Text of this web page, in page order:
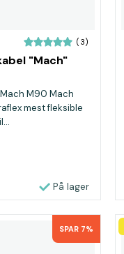
(3)
"Mach"
M90 Mach
mest fleksible
På lager
SPAR 7%